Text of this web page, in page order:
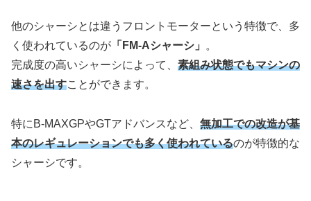
他のシャーシとは違うフロントモーターという特徴で、多
く使われているのが 「FM-Aシャーシ」
。
完成度の高いシャーシによって、 素組み状態でもマシンの
速さを出すことができます。
特にB-MAXGPやGTアドバンスなど、 無加工での改造が基
本のレギュレーションでも多く使われているのが特徴的な
シャーシです。